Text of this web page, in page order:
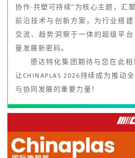
协作·共塑可持续”为核心主题，汇
前沿技术与创新方案，为行业搭
交流、趋势洞察于一体的超级平
量发展新密码。
德达特化集团期待与您在此相
让CHINAPLAS 2026持续成为推动
与协同发展的重要力量！